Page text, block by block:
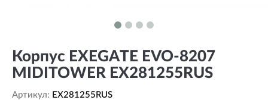
Корпус EXEGATE EVO-8207
MIDITOWER EX281255RUS
Артикул: EX281255RUS